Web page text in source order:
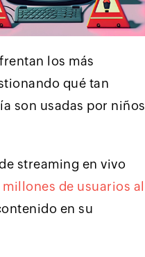
los más
qué tan
son usadas por niños
streaming en vivo
millones de usuarios al
en su